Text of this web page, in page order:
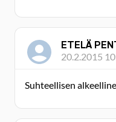
ETELÄ
20.2.2015
Suhteellisen